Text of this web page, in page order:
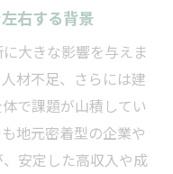
右する背景
大きな影響を与えま
材不足、さらには建
で課題が山積してい
地元密着型の企業や
安定した高収入や成